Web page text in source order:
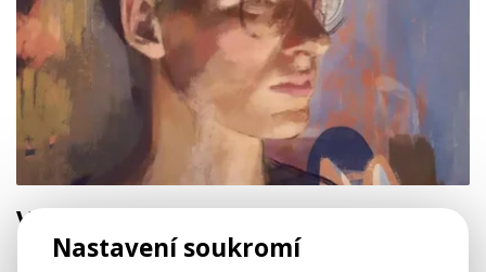
Vztah s obrazovkou
Co dávají počítačové hry dospělému muži? A jak partnera
Nastavení soukromí